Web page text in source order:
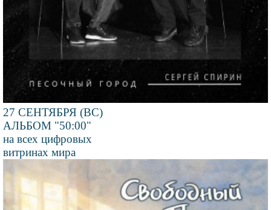
27 СЕНТЯБРЯ (ВС)
АЛЬБОМ "50:00"
на всех цифровых
витринах мира
изображения